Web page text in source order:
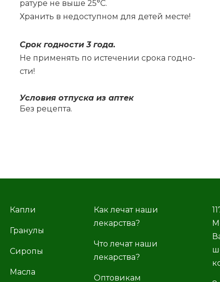
ра­ту­ре не вы­ше 25°С.
Хра­нить в не­до­ступ­ном для де­тей ме­сте!
Срок год­но­сти 3 го­да.
Не при­ме­нять по ис­те­че­нии сро­ка год­но­
сти!
Усло­вия от­пус­ка из ап­тек
Без ре­цеп­та.
Капли
Гранулы
Сиропы
Масла
Как лечат наши
лекарства?
Что лечат наши
лекарства?
Оптовикам